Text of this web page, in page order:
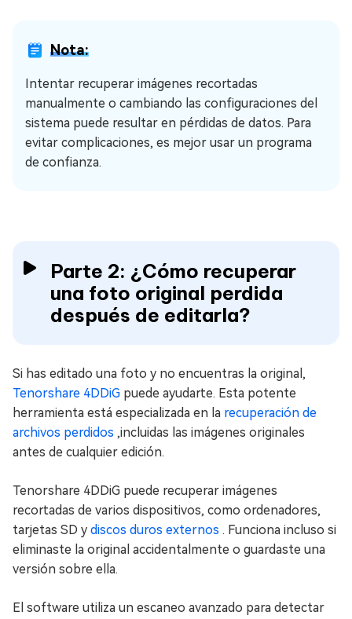
Nota:
Intentar recuperar imágenes recortadas
manualmente o cambiando las configuraciones del
sistema puede resultar en pérdidas de datos. Para
evitar complicaciones, es mejor usar un programa
de confianza.
Parte 2: ¿Cómo recuperar
una foto original perdida
después de editarla?
Si has editado una foto y no encuentras la original,
Tenorshare 4DDiG puede ayudarte. Esta potente
herramienta está especializada en la recuperación de
archivos perdidos ,incluidas las imágenes originales
antes de cualquier edición.
Tenorshare 4DDiG puede recuperar imágenes
recortadas de varios dispositivos, como ordenadores,
tarjetas SD y discos duros externos . Funciona incluso si
eliminaste la original accidentalmente o guardaste una
versión sobre ella.
El software utiliza un escaneo avanzado para detectar